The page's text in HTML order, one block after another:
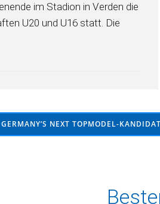
im Stadion in Verden die
U20 und U16 statt. Die
GERMANY’S NEXT TOPMODEL-